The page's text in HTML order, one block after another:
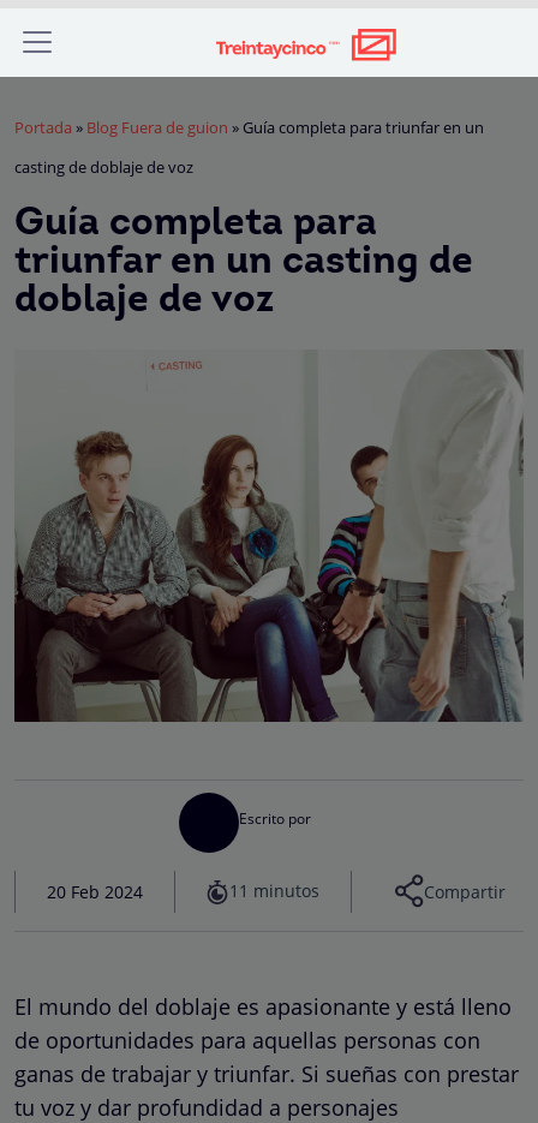
Portada » Blog Fuera de guion » Guía completa para triunfar en un
casting de doblaje de voz
Guía completa para
triunfar en un casting de
doblaje de voz
Escrito por
20 Feb 2024 11 minutos Compartir
El mundo del doblaje es apasionante y está lleno
de oportunidades para aquellas personas con
ganas de trabajar y triunfar. Si sueñas con prestar
tu voz y dar profundidad a personajes